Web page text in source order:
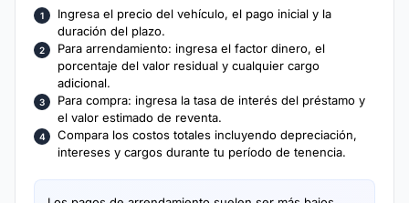
Ingresa el precio del vehículo, el pago inicial y la
duración del plazo.
Para arrendamiento: ingresa el factor dinero, el
porcentaje del valor residual y cualquier cargo
adicional.
Para compra: ingresa la tasa de interés del préstamo y
el valor estimado de reventa.
Compara los costos totales incluyendo depreciación,
intereses y cargos durante tu período de tenencia.